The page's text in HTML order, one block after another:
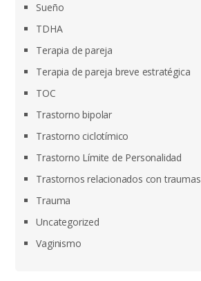
Sueño
TDHA
Terapia de pareja
Terapia de pareja breve estratégica
TOC
Trastorno bipolar
Trastorno ciclotímico
Trastorno Límite de Personalidad
Trastornos relacionados con traumas
Trauma
Uncategorized
Vaginismo